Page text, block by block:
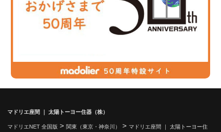
マドリエ座間 ｜ 太陽トーヨー住器（株）
マドリエNET 全国版 > 関東（東京・神奈川） > マドリエ座間 ｜ 太陽トーヨー住